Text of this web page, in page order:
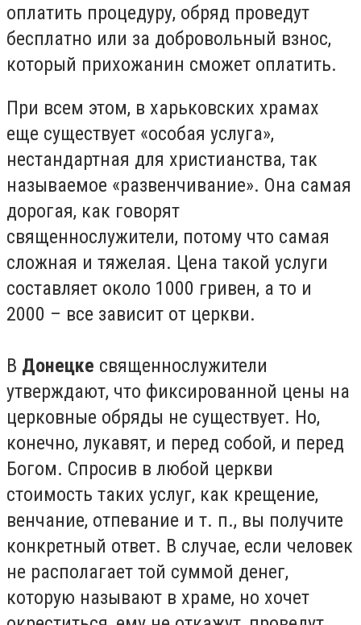
оплатить процедуру, обряд проведут
бесплатно или за добровольный взнос,
который прихожанин сможет оплатить.
При всем этом, в харьковских храмах
еще существует «особая услуга»,
нестандартная для христианства, так
называемое «развенчивание». Она самая
дорогая, как говорят
священнослужители, потому что самая
сложная и тяжелая. Цена такой услуги
составляет около 1000 гривен, а то и
2000 – все зависит от церкви.
В Донецке священнослужители
утверждают, что фиксированной цены на
церковные обряды не существует. Но,
конечно, лукавят, и перед собой, и перед
Богом. Спросив в любой церкви
стоимость таких услуг, как крещение,
венчание, отпевание и т. п., вы получите
конкретный ответ. В случае, если человек
не располагает той суммой денег,
которую называют в храме, но хочет